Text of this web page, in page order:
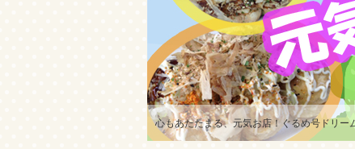
常にオリジナルメニューの開発をしています♪